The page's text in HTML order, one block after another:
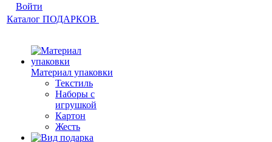
Войти
Каталог ПОДАРКОВ
Материал упаковки
Текстиль
Наборы с
игрушкой
Картон
Жесть